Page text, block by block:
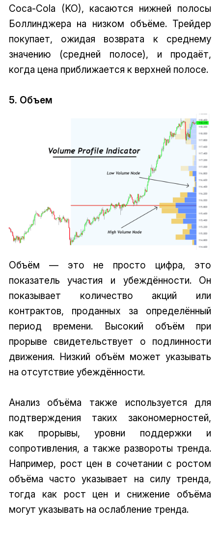
Coca-Cola (KO), касаются нижней полосы
Боллинджера на низком объёме. Трейдер
покупает, ожидая возврата к среднему
значению (средней полосе), и продаёт,
когда цена приближается к верхней полосе.
5. Объем
Объём — это не просто цифра, это
показатель участия и убеждённости. Он
показывает количество акций или
контрактов, проданных за определённый
период времени. Высокий объём при
прорыве свидетельствует о подлинности
движения. Низкий объём может указывать
на отсутствие убеждённости.
Анализ объёма также используется для
подтверждения таких закономерностей,
как прорывы, уровни поддержки и
сопротивления, а также развороты тренда.
Например, рост цен в сочетании с ростом
объёма часто указывает на силу тренда,
тогда как рост цен и снижение объёма
могут указывать на ослабление тренда.